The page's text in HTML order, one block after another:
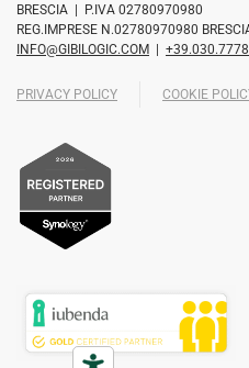
BRESCIA | P.IVA 02780970980
REG.IMPRESE N.02780970980
INFO@GIBILOGIC.COM
PRIVACY POLICY COOKIE